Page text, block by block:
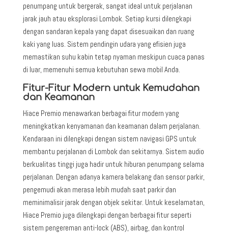
penumpang untuk bergerak, sangat ideal untuk perjalanan
jarak jauh atau eksplorasi Lombok. Setiap kursi dilengkapi
dengan sandaran kepala yang dapat disesuaikan dan ruang
kaki yang luas. Sistem pendingin udara yang efisien juga
memastikan suhu kabin tetap nyaman meskipun cuaca panas
di luar, memenuhi semua kebutuhan sewa mobil Anda.
Fitur-Fitur Modern untuk Kemudahan
dan Keamanan
Hiace Premio menawarkan berbagai fitur modern yang
meningkatkan kenyamanan dan keamanan dalam perjalanan.
Kendaraan ini dilengkapi dengan sistem navigasi GPS untuk
membantu perjalanan di Lombok dan sekitarnya. Sistem audio
berkualitas tinggi juga hadir untuk hiburan penumpang selama
perjalanan. Dengan adanya kamera belakang dan sensor parkir,
pengemudi akan merasa lebih mudah saat parkir dan
meminimalisir jarak dengan objek sekitar. Untuk keselamatan,
Hiace Premio juga dilengkapi dengan berbagai fitur seperti
sistem pengereman anti-lock (ABS), airbag, dan kontrol